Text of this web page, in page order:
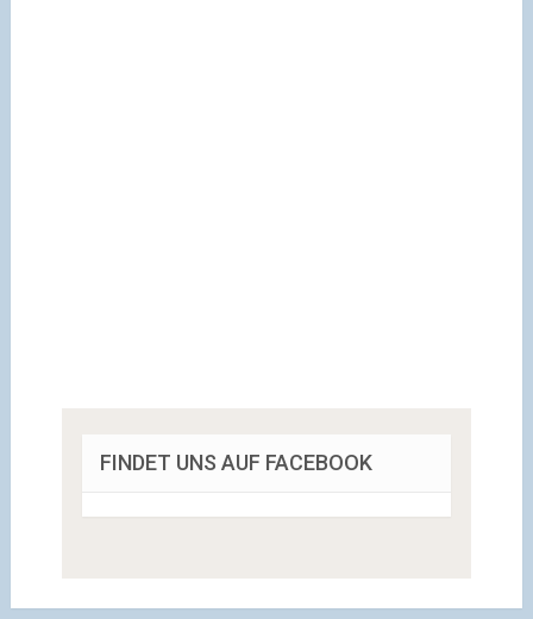
FINDET UNS AUF FACEBOOK